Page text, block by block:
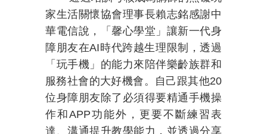
家生活關懷協會理事長賴志銘感謝中
華電信說，「馨心學堂」讓新一代身
障朋友在AI時代跨越生理限制，透過
「玩手機」的能力來陪伴樂齡族群和
服務社會的大好機會。自己跟其他20
位身障朋友除了必須得要精通手機操
作和 APP功能外，更要不斷練習表
達、溝通提升教學能力，並透過分享